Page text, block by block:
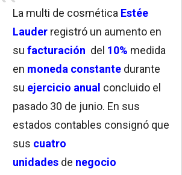
La multi de cosmética Estée
Lauder registró un aumento en
su facturación del 10% medida
en moneda constante durante
su ejercicio anual concluido el
pasado 30 de junio. En sus
estados contables consignó que
sus cuatro
unidades de negocio